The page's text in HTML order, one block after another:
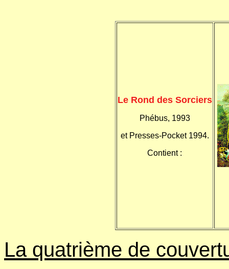
Le Rond des Sorciers
Phébus, 1993
et Presses-Pocket 1994.
Contient :
La quatrième de